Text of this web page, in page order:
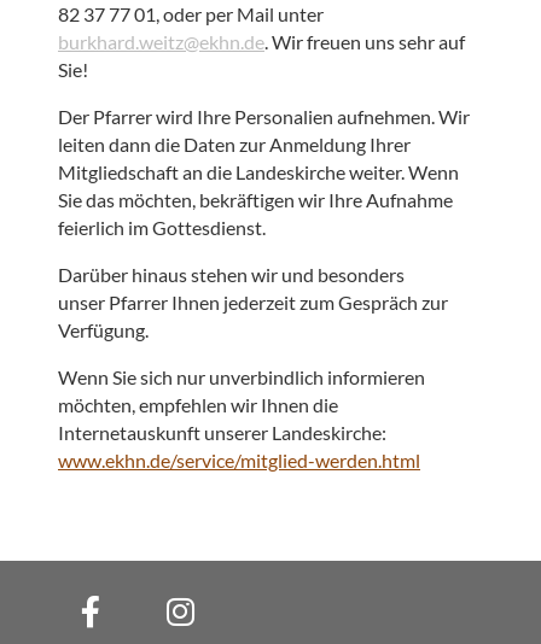
82 37 77 01, oder per Mail unter
burkhard.weitz@ekhn.de . Wir freuen uns sehr auf
Sie!
Der Pfarrer wird Ihre Personalien aufnehmen. Wir
leiten dann die Daten zur Anmeldung Ihrer
Mitgliedschaft an die Landeskirche weiter. Wenn
Sie das möchten, bekräftigen wir Ihre Aufnahme
feierlich im Gottesdienst.
Darüber hinaus stehen wir und besonders
unser Pfarrer Ihnen jederzeit zum Gespräch zur
Verfügung.
Wenn Sie sich nur unverbindlich informieren
möchten, empfehlen wir Ihnen die
Internetauskunft unserer Landeskirche:
www.ekhn.de/service/mitglied-werden.html